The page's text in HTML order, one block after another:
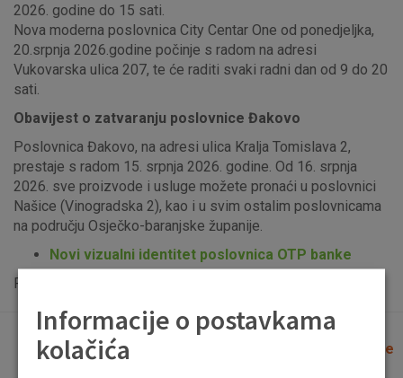
2026. godine do 15 sati.
Nova moderna poslovnica City Centar One od ponedjeljka,
20.srpnja 2026.godine počinje s radom na adresi
Vukovarska ulica 207, te će raditi svaki radni dan od 9 do 20
sati.
Obavijest o zatvaranju poslovnice Đakovo
Poslovnica Đakovo, na adresi ulica Kralja Tomislava 2,
prestaje s radom 15. srpnja 2026. godine. Od 16. srpnja
2026. sve proizvode i usluge možete pronaći u poslovnici
Našice (Vinogradska 2), kao i u svim ostalim poslovnicama
na području Osječko-baranjske županije.
Novi vizualni identitet poslovnica OTP banke
Popis uplatno-isplatnih bankomata možete vidjeti
Lista poslovnica i bankomata Očisti filtere
Informacije o postavkama
kolačića